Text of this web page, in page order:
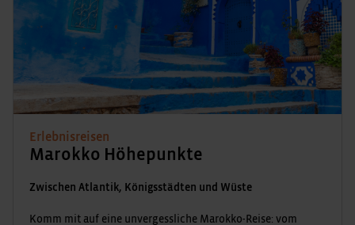
Erlebnisreisen
Marokko Höhepunkte
Zwischen Atlantik, Königsstädten und Wüste
Komm mit auf eine unvergessliche Marokko-Reise: vom